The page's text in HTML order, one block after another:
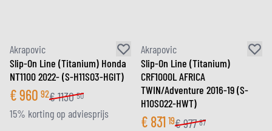
Akrapovic
Slip-On Line (Titanium) Honda
NT1100 2022- (S-H11SO3-HGIT)
€960 92€1130 50
15% korting op adviesprijs
Akrapovic
Slip-On Line (Titanium)
CRF1000L AFRICA
TWIN/Adventure 2016-19 (S-
H10SO22-HWT)
€ 831 19€977 87